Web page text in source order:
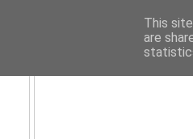
This
are